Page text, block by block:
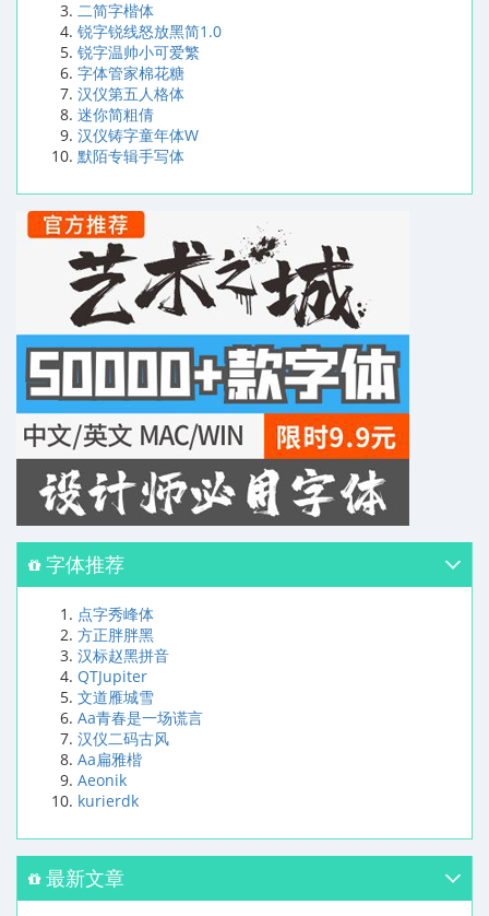
二简字楷体
锐字锐线怒放黑简1.0
锐字温帅小可爱繁
字体管家棉花糖
汉仪第五人格体
迷你简粗倩
汉仪铸字童年体W
默陌专辑手写体
字体推荐
点字秀峰体
方正胖胖黑
汉标赵黑拼音
QTJupiter
文道雁城雪
Aa青春是一场谎言
汉仪二码古风
Aa扁雅楷
Aeonik
kurierdk
最新文章